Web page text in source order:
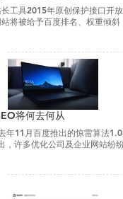
工具2015年原创保护接口开
将被给予百度排名、权重倾
将何去何从
11月百度推出的惊雷算法
许多优化公司及企业网站纷